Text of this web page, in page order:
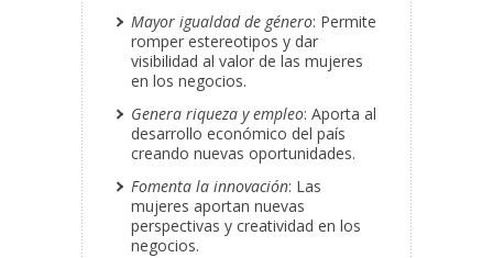
Mayor igualdad de género: Permite
romper estereotipos y dar
visibilidad al valor de las mujeres
en los negocios.
Genera riqueza y empleo: Aporta al
desarrollo económico del país
creando nuevas oportunidades.
Fomenta la innovación: Las
mujeres aportan nuevas
perspectivas y creatividad en los
negocios.